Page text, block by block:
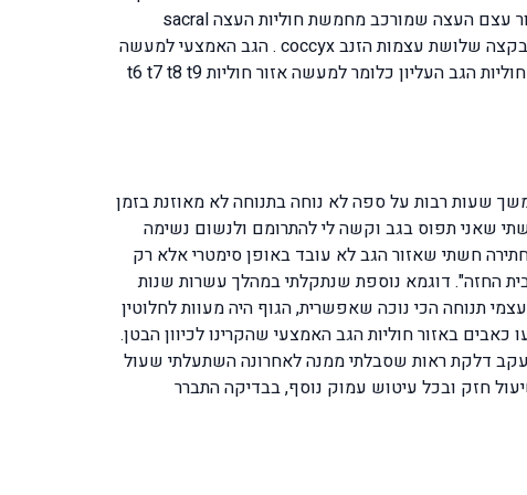
נמצאות 5 חוליות המותן שנקראות גם בשם חוליות הגב התחתון lumbar vertebrae ומספרן l1 l2 l3 l4 l5 מתחתן נמצא אזור עצם העצה שמורכב מחמשת חוליות העצה sacral
s1 s2 s3 s4 s5 ובקצה שלושת עצמות הזנב coccyx . הגב האמצעי למעשה
אינו מוגדר מבחינה אנטומית רפואית כאזור שמתאפיין באחד מחמשת הקבוצות הללו אלא ניתן להגדירו כחלק התחתון של חוליות הגב העליון כלומר למעשה אזור חוליות t6 t7 t8 t9
שעות רבות על ספה לא נוחה בתנוחה לא מאוזנת בזמן
שאני תפוס בגב וקשה לי להתרומם ולנשום נשימה
חשתי שאזור הגב לא עובד באופן סימטרי אלא רק
החזה". דוגמא נוספת שנתקלתי במהלך עשרות שנות
תנוחה הכי נוכה שאפשרית, הגוף היה מעוות לחלוטין
באזור חוליות הגב האמצעי שהקרינו לכיוון הבטן.
דלקת ראות שסבלתי ממנה לאחרונה השתעלתי שעול
חזק ובכל עיטוש עמוק נוסף, בבדיקה התברר